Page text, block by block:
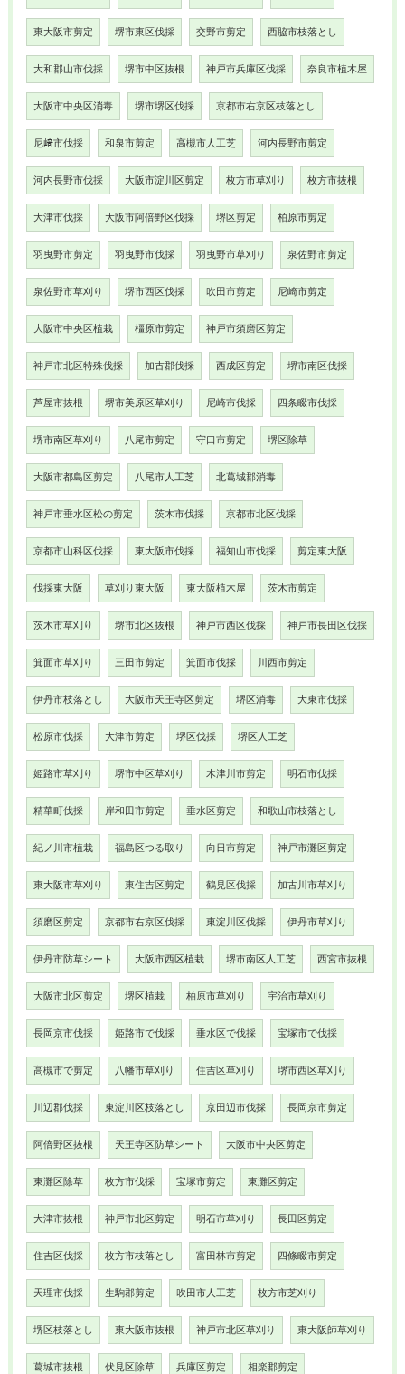
東大阪市剪定 堺市東区伐採 交野市剪定 西脇市枝落とし
大和郡山市伐採 堺市中区抜根 神戸市兵庫区伐採 奈良市植木屋
大阪市中央区消毒 堺市堺区伐採 京都市右京区枝落とし
尼﨑市伐採 和泉市剪定 高槻市人工芝 河内長野市剪定
河内長野市伐採 大阪市淀川区剪定 枚方市草刈り 枚方市抜根
大津市伐採 大阪市阿倍野区伐採 堺区剪定 柏原市剪定
羽曳野市剪定 羽曳野市伐採 羽曳野市草刈り 泉佐野市剪定
泉佐野市草刈り 堺市西区伐採 吹田市剪定 尼崎市剪定
大阪市中央区植栽 橿原市剪定 神戸市須磨区剪定
神戸市北区特殊伐採 加古郡伐採 西成区剪定 堺市南区伐採
芦屋市抜根 堺市美原区草刈り 尼崎市伐採 四条畷市伐採
堺市南区草刈り 八尾市剪定 守口市剪定 堺区除草
大阪市都島区剪定 八尾市人工芝 北葛城郡消毒
神戸市垂水区松の剪定 茨木市伐採 京都市北区伐採
京都市山科区伐採 東大阪市伐採 福知山市伐採 剪定東大阪
伐採東大阪 草刈り東大阪 東大阪植木屋 茨木市剪定
茨木市草刈り 堺市北区抜根 神戸市西区伐採 神戸市長田区伐採
箕面市草刈り 三田市剪定 箕面市伐採 川西市剪定
伊丹市枝落とし 大阪市天王寺区剪定 堺区消毒 大東市伐採
松原市伐採 大津市剪定 堺区伐採 堺区人工芝
姫路市草刈り 堺市中区草刈り 木津川市剪定 明石市伐採
精華町伐採 岸和田市剪定 垂水区剪定 和歌山市枝落とし
紀ノ川市植栽 福島区つる取り 向日市剪定 神戸市灘区剪定
東大阪市草刈り 東住吉区剪定 鶴見区伐採 加古川市草刈り
須磨区剪定 京都市右京区伐採 東淀川区伐採 伊丹市草刈り
伊丹市防草シート 大阪市西区植栽 堺市南区人工芝 西宮市抜根
大阪市北区剪定 堺区植栽 柏原市草刈り 宇治市草刈り
長岡京市伐採 姫路市で伐採 垂水区で伐採 宝塚市で伐採
高槻市で剪定 八幡市草刈り 住吉区草刈り 堺市西区草刈り
川辺郡伐採 東淀川区枝落とし 京田辺市伐採 長岡京市剪定
阿倍野区抜根 天王寺区防草シート 大阪市中央区剪定
東灘区除草 枚方市伐採 宝塚市剪定 東灘区剪定
大津市抜根 神戸市北区剪定 明石市草刈り 長田区剪定
住吉区伐採 枚方市枝落とし 富田林市剪定 四條畷市剪定
天理市伐採 生駒郡剪定 吹田市人工芝 枚方市芝刈り
堺区枝落とし 東大阪市抜根 神戸市北区草刈り 東大阪師草刈り
葛城市抜根 伏見区除草 兵庫区剪定 相楽郡剪定